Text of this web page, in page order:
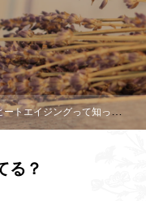
ートエイジングって知ってる？
る？